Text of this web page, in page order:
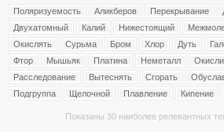
Поляризуемость Аликберов Перекрывание
Двухатомный
Калий Нижестоящий
Окислять
Сурьма Бром Хлор Дуть
Фтор
Мышьяк Платина Неметалл
Расследование
Вытеснять Сгорать
Подгруппа
Щелочной Плавление Кипение
Показаны 30 наиболее релевантных